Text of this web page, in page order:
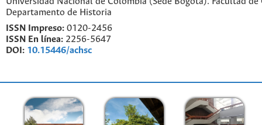
Departamento de Historia
ISSN Impreso: 0120-2456
ISSN En línea: 2256-5647
DOI: 10.15446/achsc